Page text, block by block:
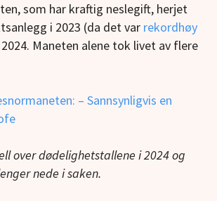
som har kraftig neslegift, herjet
i 2023 (da det var rekordhøy
Maneten alene tok livet av flere
– Sannsynligvis en
over dødelighetstallene i 2024 og
nede i saken.